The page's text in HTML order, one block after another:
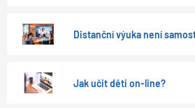
Distanční výuka není
Jak učit děti on-line?